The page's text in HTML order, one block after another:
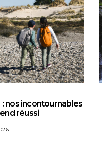
nos incontournables
réussi